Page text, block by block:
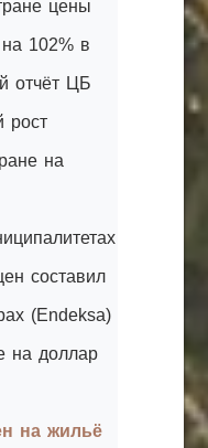
цены
102% в
отчёт ЦБ
рост
на
составил
(Endeksa)
на доллар
на жильё